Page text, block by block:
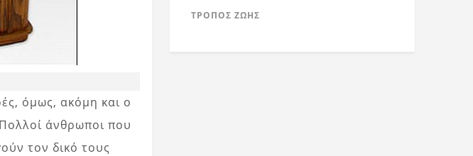
όμως, ακόμη και ο
άνθρωποι που
τον δικό τους
ΤΡΟΠΟΣ ΖΩΗΣ